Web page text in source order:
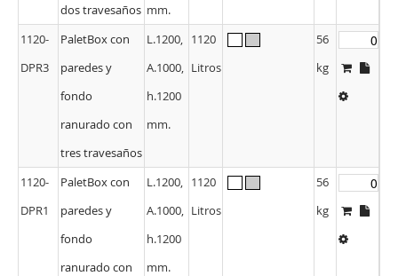
dos travesaños mm.
1120-
DPR3
PaletBox con
paredes y
fondo
ranurado con
tres travesaños
L.1200,
A.1000,
h.1200
mm.
1120
Litros
56
kg
1120-
DPR1
PaletBox con
paredes y
fondo
ranurado con
L.1200,
A.1000,
h.1200
mm.
1120
Litros
56
kg